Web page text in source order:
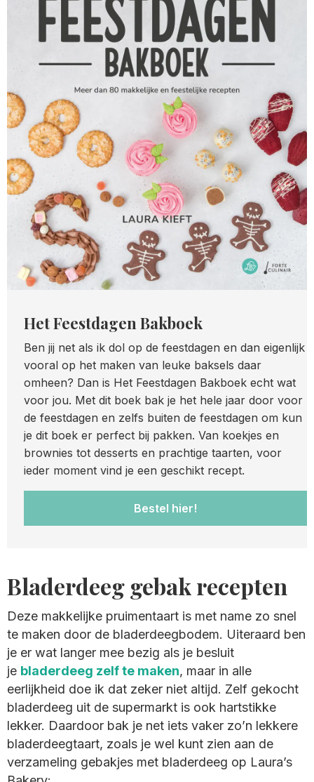
Het Feestdagen Bakboek
Ben jij net als ik dol op de feestdagen en dan eigenlijk
vooral op het maken van leuke baksels daar
omheen? Dan is Het Feestdagen Bakboek echt wat
voor jou. Met dit boek bak je het hele jaar door voor
de feestdagen en zelfs buiten de feestdagen om kun
je dit boek er perfect bij pakken. Van koekjes en
brownies tot desserts en prachtige taarten, voor
ieder moment vind je een geschikt recept.
Bestel hier!
Bladerdeeg gebak recepten
Deze makkelijke pruimentaart is met name zo snel
te maken door de bladerdeegbodem. Uiteraard ben
je er wat langer mee bezig als je besluit
je bladerdeeg zelf te maken, maar in alle
eerlijkheid doe ik dat zeker niet altijd. Zelf gekocht
bladerdeeg uit de supermarkt is ook hartstikke
lekker. Daardoor bak je net iets vaker zo’n lekkere
bladerdeegtaart, zoals je wel kunt zien aan de
verzameling gebakjes met bladerdeeg op Laura’s